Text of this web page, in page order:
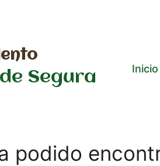
Segura Inicio
podido